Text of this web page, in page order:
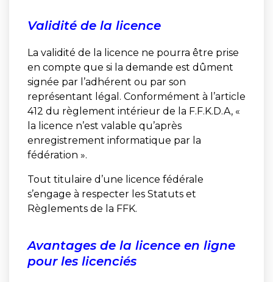
Validité de la licence
La validité de la licence ne pourra être prise
en compte que si la demande est dûment
signée par l’adhérent ou par son
représentant légal. Conformément à l’article
412 du règlement intérieur de la F.F.K.D.A, «
la licence n’est valable qu’après
enregistrement informatique par la
fédération ».
Tout titulaire d’une licence fédérale
s’engage à respecter les Statuts et
Règlements de la FFK.
Avantages de la licence en ligne
pour les licenciés